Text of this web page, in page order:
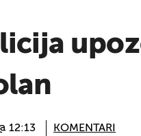
12:13 KOMENTARI